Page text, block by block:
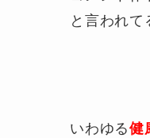
と言われて
いわゆる健